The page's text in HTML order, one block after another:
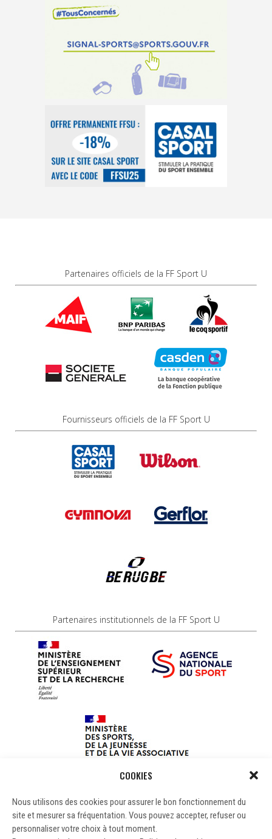
COOKIES
Nous utilisons des cookies pour assurer le bon fonctionnement du
site et mesurer sa fréquentation. Vous pouvez accepter, refuser ou
personnaliser votre choix à tout moment.
Partenaires officiels de la FF Sport U
Fournisseurs officiels de la FF Sport U
Partenaires institutionnels de la FF Sport U